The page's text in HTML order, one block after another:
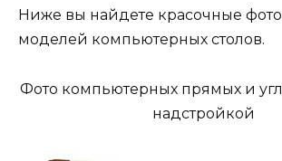
Ниже вы найдете красочные
моделей компьютерных столов.
Фото компьютерных прямых и
надстройкой